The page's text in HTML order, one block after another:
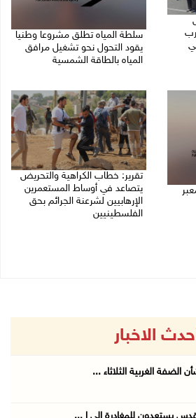
سلطة المياه تطلق مشروعا وطنيا
يقود التحول نحو تشغيل مرافق
المياه بالطاقة الشمسية
تقرير: خطاب الكراهية والتحريض
يتصاعد في أوساط المستعمرين
الإرهابيين لشرعنة الجرائم بحق
الفلسطينيين
الاخبار
الغربية الثلاثاء ...